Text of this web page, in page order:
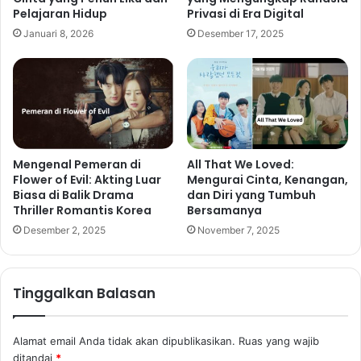
Pelajaran Hidup
Januari 8, 2026
Privasi di Era Digital
Desember 17, 2025
Mengenal Pemeran di
Flower of Evil: Akting Luar
Biasa di Balik Drama
Thriller Romantis Korea
Desember 2, 2025
All That We Loved:
Mengurai Cinta, Kenangan,
dan Diri yang Tumbuh
Bersamanya
November 7, 2025
Tinggalkan Balasan
Alamat email Anda tidak akan dipublikasikan. Ruas yang wajib
ditandai *